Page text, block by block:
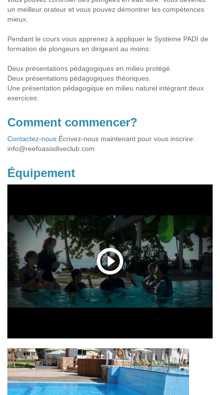
un meilleur orateur et vous pouvez démontrer les compétences
mieux.
Pendant le cours vous apprenez à appliquer le Système PADI de
formation de plongeurs en dirigeant au moins:
Deux présentations pédagogiques en milieu protégé.
Deux présentations pédagogiques théoriques.
Une présentation pédagogique en milieu naturel intégrant deux
exercices.
Comment commencer?
Contactez-nous Écrivez-nous maintenant pour vous inscrire:
info@reefoasisdiveclub.com
Équipement